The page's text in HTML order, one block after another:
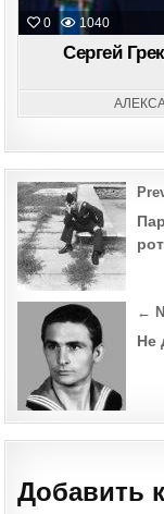
0 1040
Сергей
Post
←
Не
Добавить